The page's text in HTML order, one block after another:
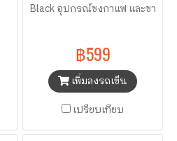
Black อุปกรณ์ชงกาแฟ และชา
฿599
เพิ่มลงรถเข็น
เปรียบเทียบ